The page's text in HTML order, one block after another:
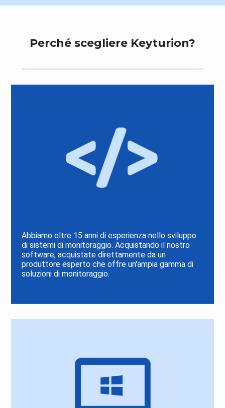
Perché scegliere Keyturion?
Abbiamo oltre 15 anni di esperienza nello sviluppo
di sistemi di monitoraggio. Acquistando il nostro
software, acquistate direttamente da un
produttore esperto che offre un'ampia gamma di
soluzioni di monitoraggio.